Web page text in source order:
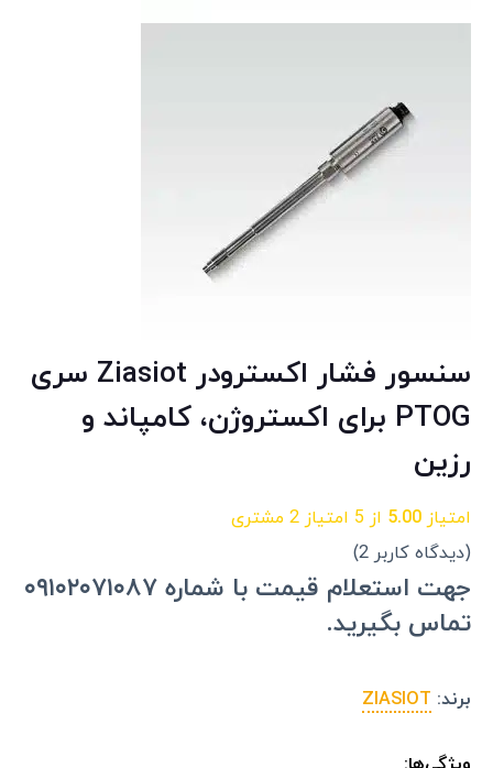
سنسور فشار اکسترودر Ziasiot سری
PTOG برای اکستروژن، کامپاند و
رزین
امتیاز 5.00 از 5 امتیاز 2 مشتری
(دیدگاه کاربر 2
)
جهت استعلام قیمت با شماره ۰۹۱۰۲۰۷۱۰۸۷
تماس بگیرید.
برند: ZIASIOT